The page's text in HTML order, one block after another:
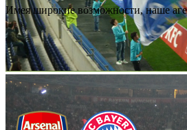
Имея широкие возможности, наше